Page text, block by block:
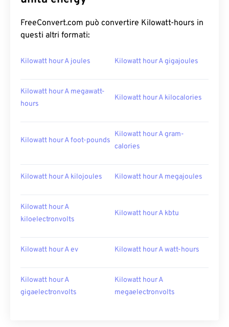
FreeConvert.com può convertire Kilowatt-hours in
questi altri formati:
Kilowatt hour A joules Kilowatt hour A gigajoules
Kilowatt hour A megawatt-
hours
Kilowatt hour A kilocalories
Kilowatt hour A foot-pounds
Kilowatt hour A gram-
calories
Kilowatt hour A kilojoules Kilowatt hour A megajoules
Kilowatt hour A
kiloelectronvolts
Kilowatt hour A kbtu
Kilowatt hour A ev Kilowatt hour A watt-hours
Kilowatt hour A
gigaelectronvolts
Kilowatt hour A
megaelectronvolts